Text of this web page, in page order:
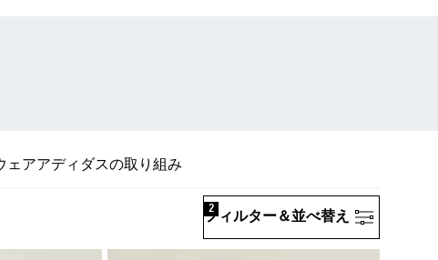
ェアアディダスの取り組み
フィルター＆並べ替え
2